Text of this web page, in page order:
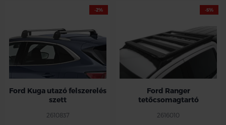
-2%
Ford Kuga utazó felszerelés
szett
2610837
-5%
Ford Ranger
tetőcsomagtartó
2616010